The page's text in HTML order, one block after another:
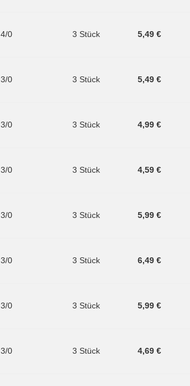
4/0 3 Stück 5,49 €
3/0 3 Stück 5,49 €
3/0 3 Stück 4,99 €
3/0 3 Stück 4,59 €
3/0 3 Stück 5,99 €
3/0 3 Stück 6,49 €
3/0 3 Stück 5,99 €
3/0 3 Stück 4,69 €